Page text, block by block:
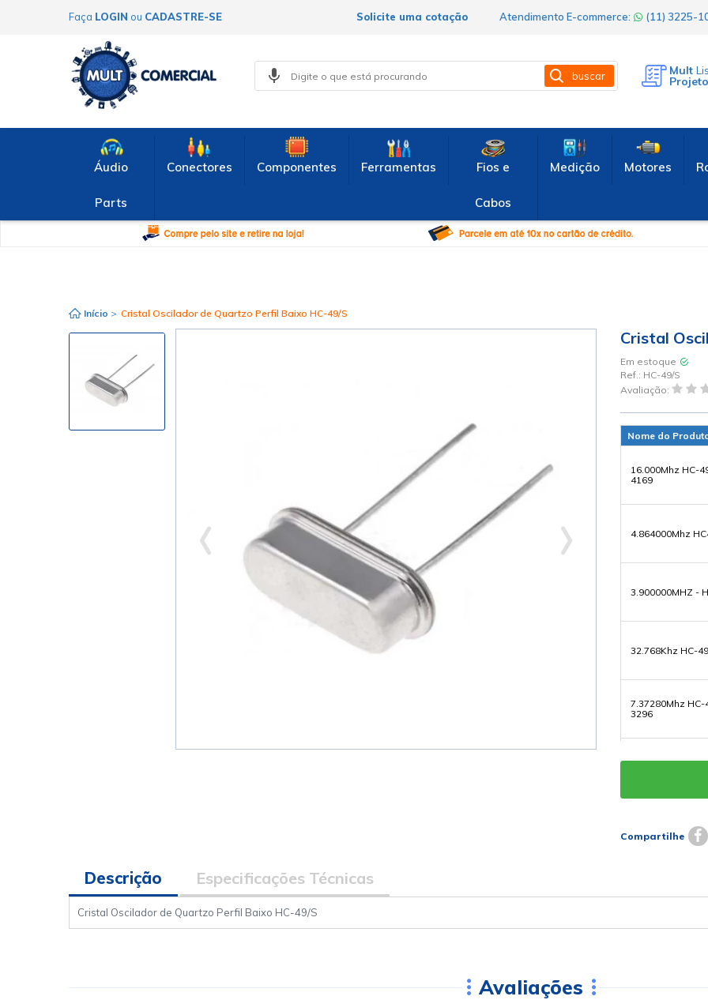
Faça LOGIN ou CADASTRE-SE Atendimento E-commerce: (11) 3225-
Solicite uma cotação
buscar Mult
Áudio
Parts
Conectores Componentes Ferramentas Fios e
Cabos
Medição Motores
Início > Cristal Oscilador de Quartzo Perfil Baixo HC-49/S
Cristal
Em estoque
Ref.: HC-49/S
Avaliação:
Nome do
16.000Mhz HC-
4169
4.864000Mhz
3.900000MHZ -
32.768Khz HC-
7.37280Mhz
3296
3.840000Mhz
Loja 3309
Compartilhe
Descrição
Cristal Oscilador de Quartzo Perfil Baixo HC-49/S
Especificações Técnicas
Avaliações